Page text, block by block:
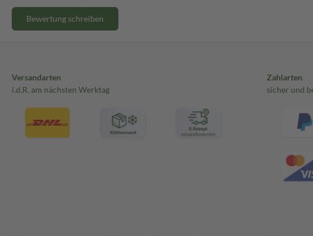
Bewertung schreiben
Versandarten
i.d.R. am nächsten Werktag
Zahlarten
sicher und